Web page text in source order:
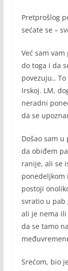
Pretprošlog
sećate se –
Već sam
do toga i da
povezuju..
Irskoj. LM,
neradni
da se
Došao sam
da obiđem
ranije, ali se
ponedeljkom
postoji
svratio u pab
ali je nema ili
da se tamo
Srećom, bio